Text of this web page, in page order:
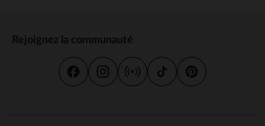
Rejoignez la communauté